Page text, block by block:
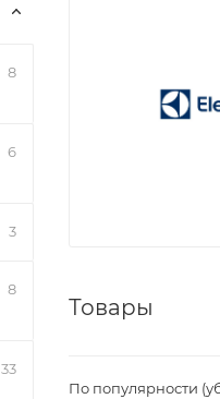
Товары
По популярности
8
6
3
8
33